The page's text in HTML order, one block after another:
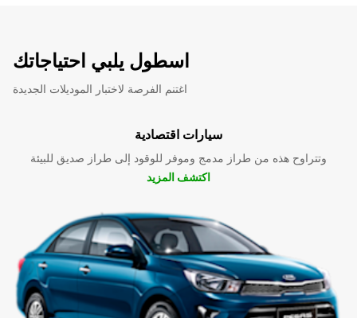
اسطول يلبي احتياجاتك
اغتنم الفرصة لاختبار الموديلات الجديدة
سيارات اقتصادية
وتتراوح هذه من طراز مدمج وموفر للوقود إلى طراز صديق للبيئة
اكتشف المزيد